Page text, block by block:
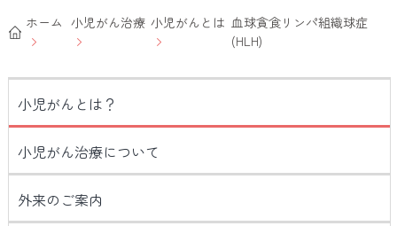
ホーム 小児がん治療 小児がんとは 血球貪食リンパ組織球症
(HLH)
小児がんとは？
小児がん治療について
外来のご案内